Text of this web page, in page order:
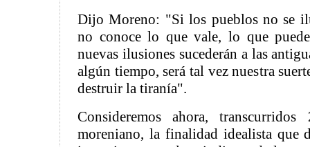
Dijo Moreno: "Si los pueblos no se
no conoce lo que vale, lo que
nuevas ilusiones sucederán a las
algún tiempo, será tal vez nuestra
destruir la tiranía".
Consideremos ahora,
moreniano, la finalidad idealista que